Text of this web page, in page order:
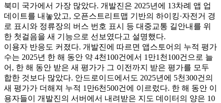
북미 국가에서 가장 많았다. 개발진은 2025년에 13차례 앱 업
데이트를 내놓았고, 오픈스트리트맵 기반의 하이킹·자전거 경
로 표시와 정류장의 버스 번호 표시 등 대중교통 길안내를 위
한 첫걸음을 새 기능으로 선보였다고 설명했다.
이용자 반응도 커졌다. 개발진에 따르면 앱스토어의 누적 평가
수는 2025년 한 해 동안 약 4천100건에서 1만1천100건으로 늘
어, 한 해 동안 받은 새 평가가 그 이전까지 받은 평가를 모두
합한 것보다 많았다. 안드로이드에서도 2025년에 5천300건의
새 평가가 더해져 누적 1만6천500건에 이르렀다. 한 해 동안 이
용자들이 개발진의 서버에서 내려받은 지도 데이터의 양은 10